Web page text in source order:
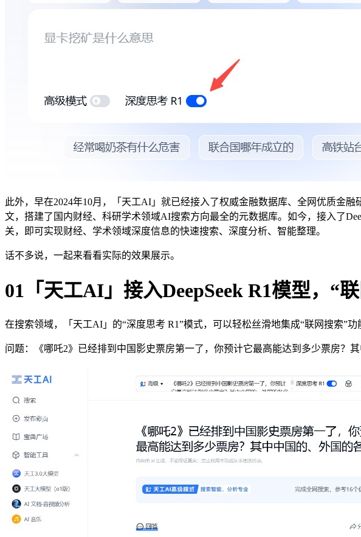
此外，早在2024年10月，「天工AI」就已经接入了权威金融数据库、全网优质金
文，搭建了国内财经、科研学术领域AI搜索方向最全的元数据库。如今，接入了
关，即可实现财经、学术领域深度信息的快速搜索、深度分析、智能整理。
话不多说，一起来看看实际的效果展示。
01「天工AI」接入DeepSeek R1模型，“
在搜索领域，「天工AI」的“深度思考 R1”模式，可以轻松丝滑地集成“联网搜索”
问题：《哪吒2》已经排到中国影史票房第一了，你预计它最高能达到多少票房？